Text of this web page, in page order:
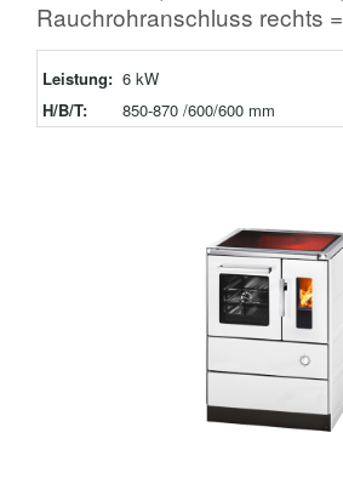
Rauchrohranschluss rechts =
Leistung: 6 kW
H/B/T:
850-870 /600/600 mm